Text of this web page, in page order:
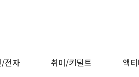
전자 취미/키덜트 액